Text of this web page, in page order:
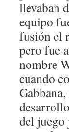
llevaban
equipo
fusión el
pero fue
nombre
cuando
del juego